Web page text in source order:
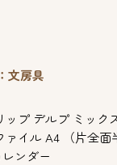
文房具
プ デルプ ミック
イル A4 （片全面
ンダー